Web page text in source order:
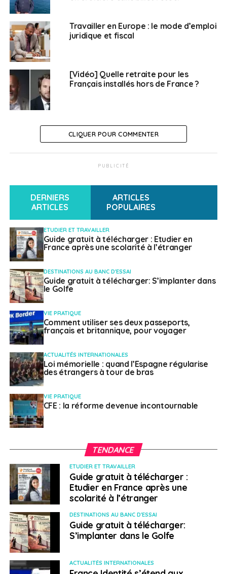
Travailler en Europe : le mode d’emploi
juridique et fiscal
[Vidéo] Quelle retraite pour les
Français installés hors de France ?
CLIQUER POUR COMMENTER
PUBLICITÉ
DERNIERS
ARTICLES
ARTICLES
POPULAIRES
ETUDIER ET TRAVAILLER
Guide gratuit à télécharger : Etudier en
France après une scolarité à l’étranger
DESTINATIONS AU BANC D'ESSAI
Guide gratuit à télécharger: S’implanter dans
le Golfe
VIE PRATIQUE
Comment utiliser ses deux passeports,
français et britannique, pour voyager
ACTUALITÉS INTERNATIONALES
Loi mémorielle : quand l’Espagne régularise
des étrangers à tour de bras
VIE PRATIQUE
CFE : la réforme devenue incontournable
TENDANCE
ETUDIER ET TRAVAILLER
Guide gratuit à télécharger :
Etudier en France après une
scolarité à l’étranger
DESTINATIONS AU BANC D'ESSAI
Guide gratuit à télécharger:
S’implanter dans le Golfe
ACTUALITÉS INTERNATIONALES